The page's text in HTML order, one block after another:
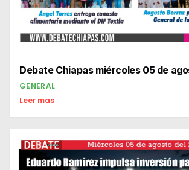
Debate Chiapas miércoles 05 de
GENERAL
Leer mas